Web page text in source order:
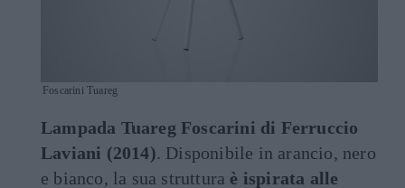
Foscarini Tuareg
Lampada Tuareg Foscarini di Ferruccio
Laviani (2014). Disponibile in arancio, nero
e bianco, la sua struttura è ispirata alle